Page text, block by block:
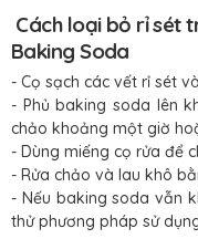
Cách loại bỏ rỉ sét
Baking Soda
- Cọ sạch các vết rỉ sét
- Phủ baking soda lên
chảo khoảng một giờ
- Dùng miếng cọ rửa để
- Rửa chảo và lau khô
- Nếu baking soda vẫn
thử phương pháp sử